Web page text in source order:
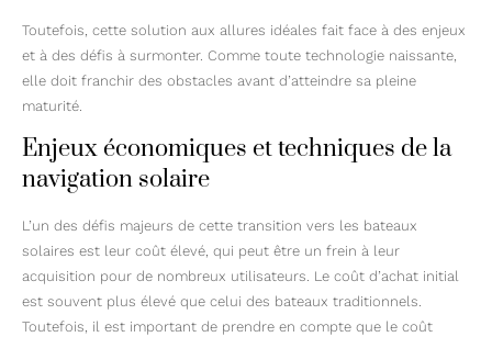
Toutefois, cette solution aux allures idéales fait face à des enjeux
et à des défis à surmonter. Comme toute technologie naissante,
elle doit franchir des obstacles avant d’atteindre sa pleine
maturité.
Enjeux économiques et techniques de la
navigation solaire
L’un des défis majeurs de cette transition vers les bateaux
solaires est leur coût élevé, qui peut être un frein à leur
acquisition pour de nombreux utilisateurs. Le coût d’achat initial
est souvent plus élevé que celui des bateaux traditionnels.
Toutefois, il est important de prendre en compte que le coût